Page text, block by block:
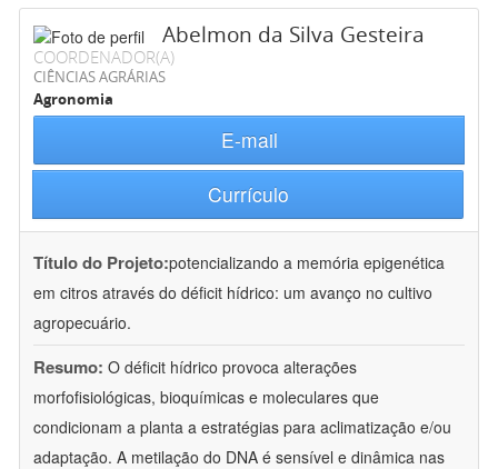
Abelmon da Silva Gesteira
COORDENADOR(A)
CIÊNCIAS AGRÁRIAS
Agronomia
E-mail
Currículo
Título do Projeto:potencializando a memória epigenética
em citros através do déficit hídrico: um avanço no cultivo
agropecuário.
Resumo: O déficit hídrico provoca alterações
morfofisiológicas, bioquímicas e moleculares que
condicionam a planta a estratégias para aclimatização e/ou
adaptação. A metilação do DNA é sensível e dinâmica nas